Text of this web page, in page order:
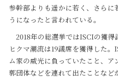
参幹部よりも遥かに若く、さらに
うになったと言われている。
2018年の総選挙ではISCIの獲得
ヒクマ潮流は19議席を獲得した
ム家の威光に負っていたこと、
郭団体などを連れて出たことなど